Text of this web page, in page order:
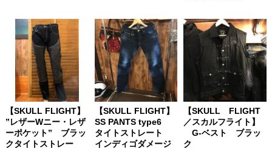
【SKULL FLIGHT】
”レザーWニー・レザ
ーポケット” ブラッ
クタイトストレー
【SKULL FLIGHT】
SS PANTS type6
タイトストレート
インディゴダメージ
【SKULL FLIGHT
／スカルフライト】
G-ベスト ブラッ
ク